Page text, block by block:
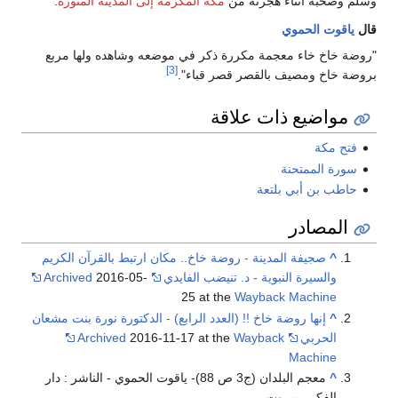
قال ياقوت الحموي
"روضة خاخ خاء معجمة مكررة ذكر في موضعه وشاهده ولها مربع
بروضة خاخ ومصيف بالقصر قصر قباء". [3]
مواضيع ذات علاقة
فتح مكة
سورة الممتحنة
حاطب بن أبي بلتعة
المصادر
^ صجيفة المدينة - روضة خاخ.. مكان ارتبط بالقرآن الكريم
والسيرة النبوية - د. تنيضب الفايدي
Archived 2016-05-
25 at theWayback Machine
^ إنها روضة خاخ !! (العدد الرابع) - الدكتورة نورة بنت مشعان
الحربي
Archived 2016-11-17 at theWayback
Machine
^
معجم البلدان (ج3 ص 88)- ياقوت الحموي - الناشر : دار